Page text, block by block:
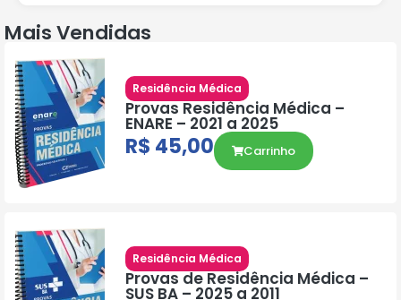
Mais Vendidas
Residência Médica
Provas Residência Médica –
ENARE – 2021 a 2025
R$ 45,00 Carrinho
Residência Médica
Provas de Residência Médica –
SUS BA – 2025 a 2011